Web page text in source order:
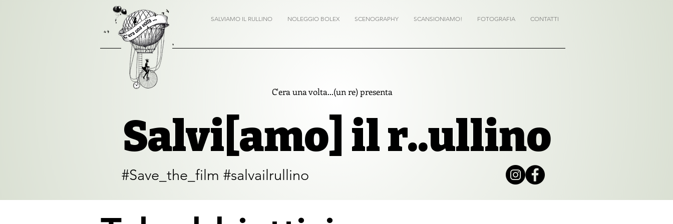
Salvi[amo] il r..ullino
#Save_the_film #salvailrullino
SALVIAMO IL RULLINO NOLEGGIO BOLEX SCENOGRAPHY SCANSIONIAMO! FOTOGRAFIA CONTATTI
C'era una volta...(un re) presenta